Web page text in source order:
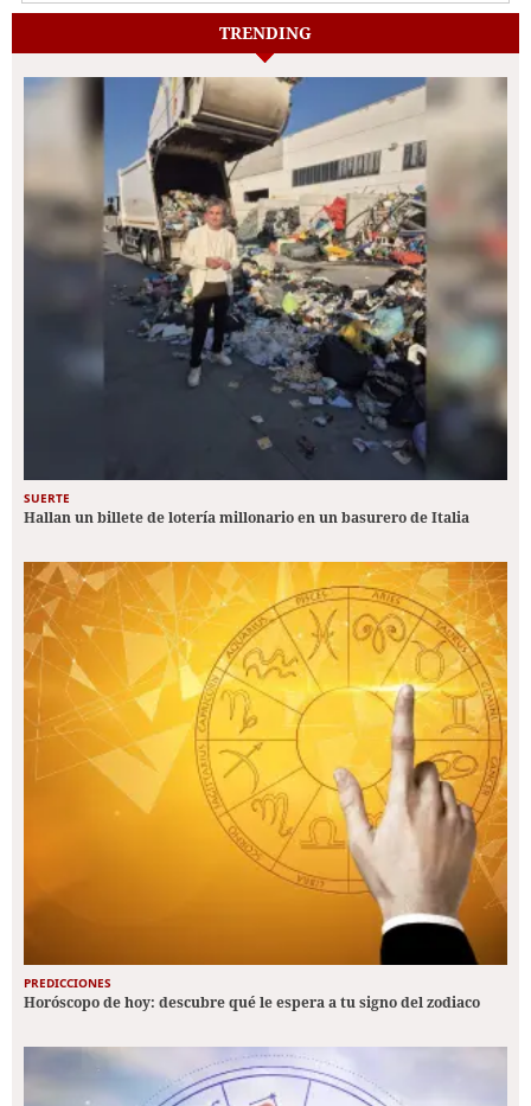
TRENDING
SUERTE
Hallan un billete de lotería millonario en un basurero de Italia
PREDICCIONES
Horóscopo de hoy: descubre qué le espera a tu signo del zodiaco